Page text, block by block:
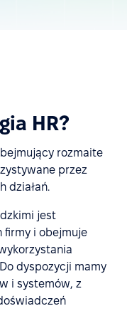
HR?
rozmaite
przez
działań.
jest
firmy i obejmuje
dyspozycji mamy
i systemów, z